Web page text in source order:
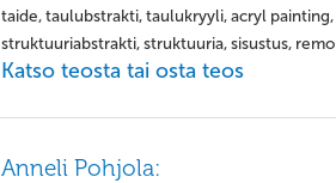
taide, taulubstrakti, taulukryyli, acryl
struktuuriabstrakti, struktuuria, sisustus,
Katso teosta tai osta teos
Anneli Pohjola: